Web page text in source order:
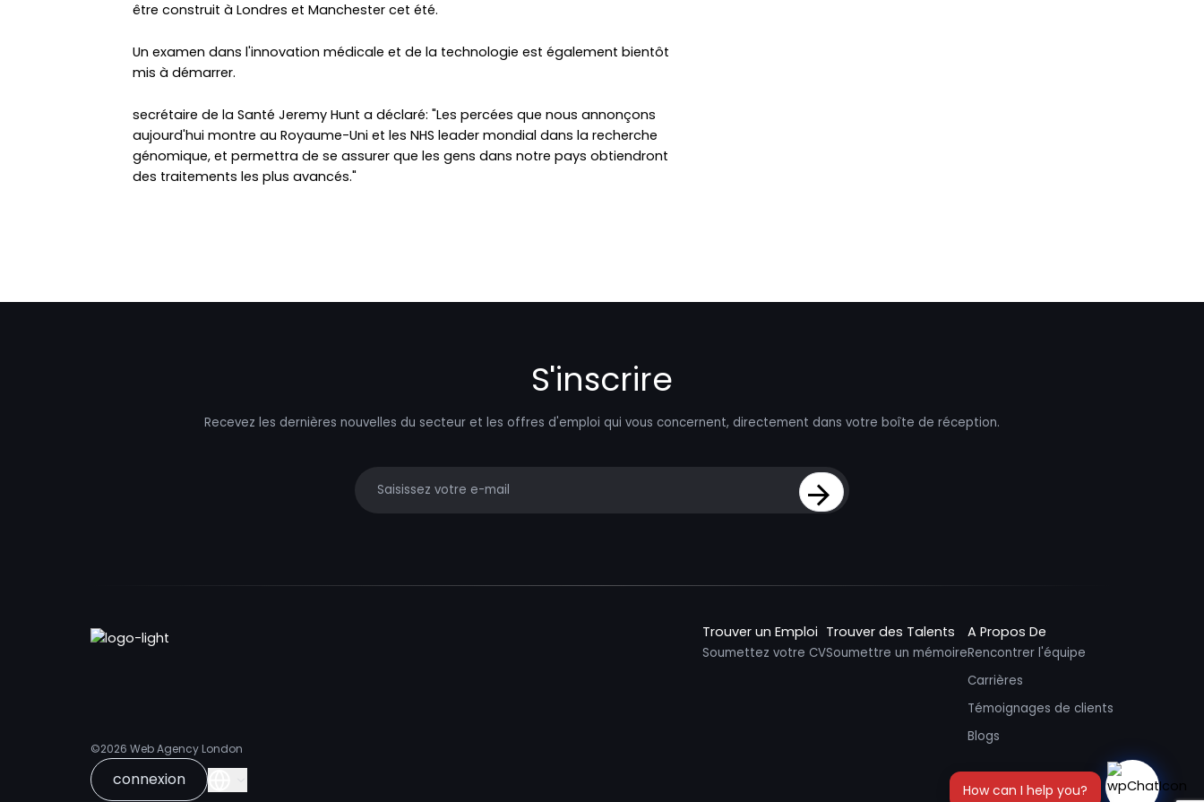
être construit à Londres et Manchester cet été.
Un examen dans l'innovation médicale et de la technologie est également bientôt
mis à démarrer.
secrétaire de la Santé Jeremy Hunt a déclaré: "Les percées que nous annonçons
aujourd'hui montre au Royaume-Uni et les NHS leader mondial dans la recherche
génomique, et permettra de se assurer que les gens dans notre pays obtiendront
des traitements les plus avancés."
S'inscrire
Recevez les dernières nouvelles du secteur et les offres d'emploi qui vous concernent, directement dans votre boîte de réception.
Sign Up
©2026 Web Agency London
connexion
Trouver un Emploi
Soumettez votre CV
Trouver des Talents
Soumettre un mémoire
A Propos De
Rencontrer l'équipe
Carrières
Témoignages de clients
Blogs